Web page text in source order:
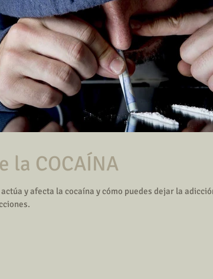
la COCAÍNA
y afecta la cocaína y cómo puedes dejar la